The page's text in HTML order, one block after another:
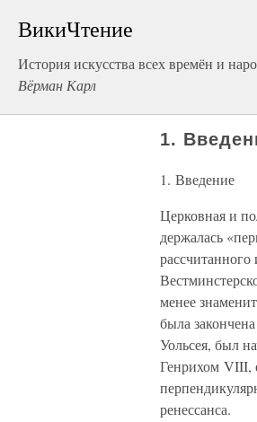
ВикиЧтение
История искусства всех времён и
Вёрман Карл
1.
1. Введение
Церковная и
держалась
менее
была
Уольсея, был
Генрихом VIII,
ренессанса.